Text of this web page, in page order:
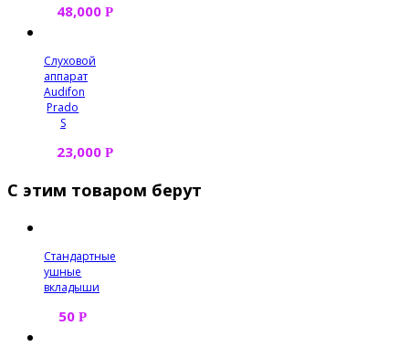
48,000 Р
Слуховой
аппарат
Audifon
Prado
S
23,000 Р
С этим товаром берут
Стандартные
ушные
вкладыши
50 Р